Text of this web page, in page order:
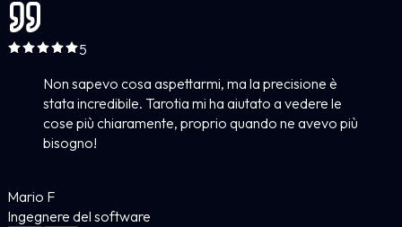
5
Non sapevo cosa aspettarmi, ma la precisione è
stata incredibile. Tarotia mi ha aiutato a vedere le
cose più chiaramente, proprio quando ne avevo più
bisogno!
Mario F
Ingegnere del software